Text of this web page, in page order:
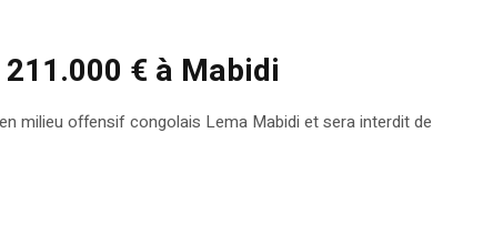
€ à Mabidi
milieu offensif congolais Lema Mabidi et sera interdit de